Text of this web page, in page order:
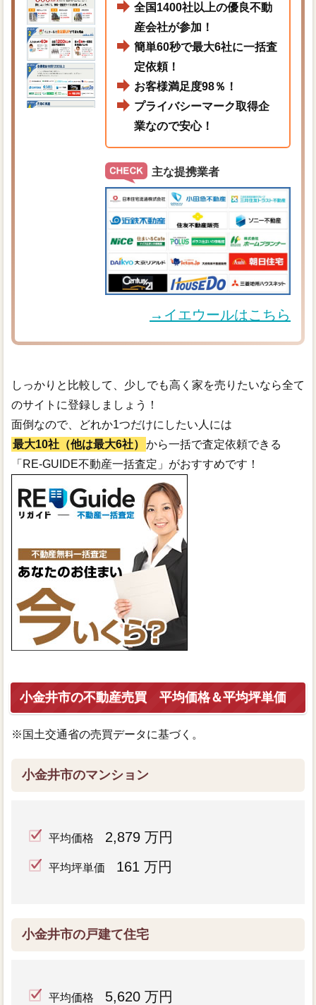
全国1400社以上の優良不動
産会社が参加！
簡単60秒で最大6社に一括査
定依頼！
お客様満足度98％！
プライバシーマーク取得企
業なので安心！
主な提携業者
→イエウールはこちら
しっかりと比較して、少しでも高く家を売りたいなら全て
のサイトに登録しましょう！
面倒なので、どれか1つだけにしたい人には
最大10社（他は最大6社）
から一括で査定依頼できる
「RE-GUIDE不動産一括査定」がおすすめです！
小金井市の不動産売買 平均価格＆平均坪単価
※国土交通省の売買データに基づく。
小金井市のマンション
平均価格 2,879 万円
平均坪単価 161 万円
小金井市の戸建て住宅
平均価格 5,620 万円